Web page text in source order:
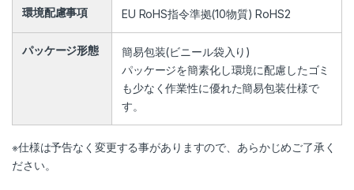
環境配慮事項 EU RoHS指令準拠(10物質) RoHS2
パッケージ形態
簡易包装(ビニール袋入り)
パッケージを簡素化し環境に配慮したゴミ
も少なく作業性に優れた簡易包装仕様で
す。
※仕様は予告なく変更する事がありますので、あらかじめご了承く
ださい。